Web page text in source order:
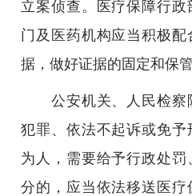
立案侦查。医疗保障行
门及医药机构应当积极
据，做好证据的固定和保管
公安机关、人民检察
犯罪、依法不起诉或免
为人，需要给予行政处
分的，应当依法移送医